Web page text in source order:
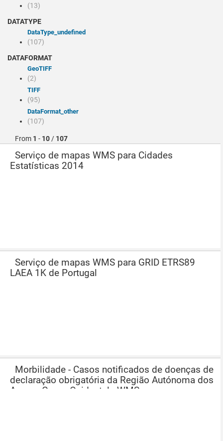
(13)
DATATYPE
dataType_undefined
(107)
DATAFORMAT
GeoTIFF
(2)
TIFF
(95)
dataFormat_other
(107)
From 1 - 10 / 107
Serviço de mapas WMS para Cidades
Estatísticas 2014
Serviço de mapas WMS para GRID ETRS89
LAEA 1K de Portugal
Morbilidade - Casos notificados de doenças de
declaração obrigatória da Região Autónoma dos
Açores Grupo Ocidental - WMS